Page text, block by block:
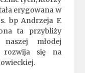
erygowana w
bp Andrzeja F.
ta przybliży
młodej
rozwija się na